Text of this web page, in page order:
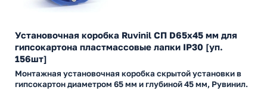
Установочная коробка Ruvinil СП D65х45 мм для
гипсокартона пластмассовые лапки IP30 [уп.
156шт]
Монтажная установочная коробка скрытой установки в
гипсокартон диаметром 65 мм и глубиной 45 мм, Рувинил.